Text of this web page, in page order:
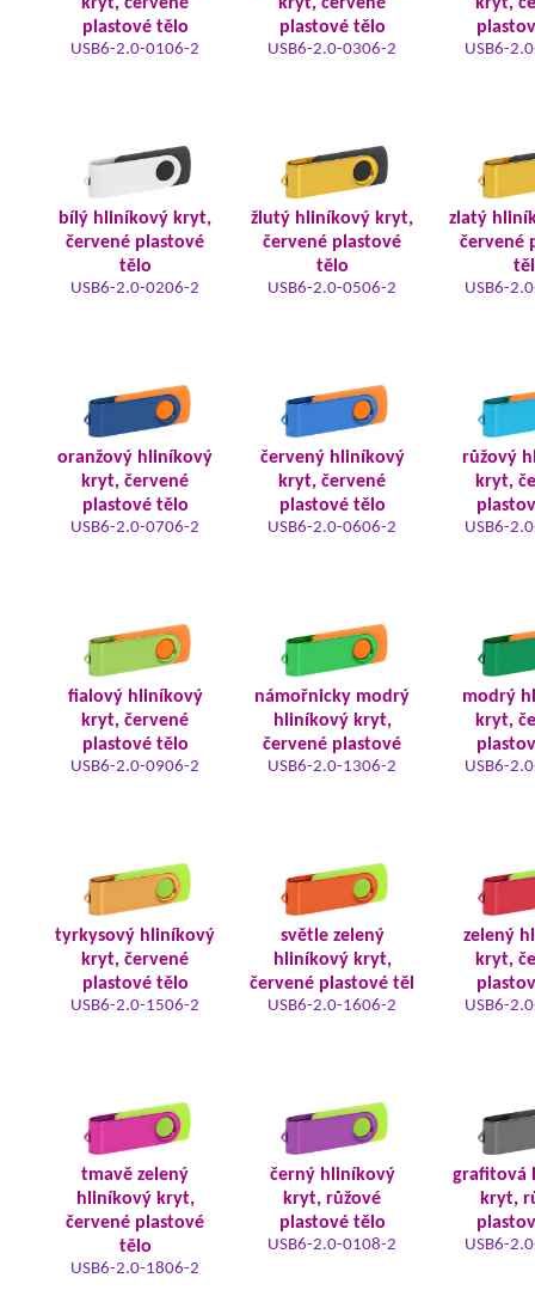
plastové tělo
USB6-2.0-0106-2
plastové tělo
USB6-2.0-0306-2 USB6-
bílý hliníkový kryt,
červené plastové
tělo
USB6-2.0-0206-2
žlutý hliníkový kryt,
červené plastové
tělo
USB6-2.0-0506-2
zlatý
červené
USB6-
oranžový hliníkový
kryt, červené
plastové tělo
USB6-2.0-0706-2
červený hliníkový
kryt, červené
plastové tělo
USB6-2.0-0606-2
růžový
kryt,
USB6-
fialový hliníkový
kryt, červené
plastové tělo
USB6-2.0-0906-2
námořnicky modrý
hliníkový kryt,
červené plastové
USB6-2.0-1306-2
modrý
kryt,
USB6-
tyrkysový hliníkový
kryt, červené
plastové tělo
USB6-2.0-1506-2
světle zelený
hliníkový kryt,
červené plastové těl
USB6-2.0-1606-2
zelený
kryt,
USB6-
tmavě zelený
hliníkový kryt,
červené plastové
tělo
USB6-2.0-1806-2
černý hliníkový
kryt, růžové
plastové tělo
USB6-2.0-0108-2
grafitová
kryt,
USB6-